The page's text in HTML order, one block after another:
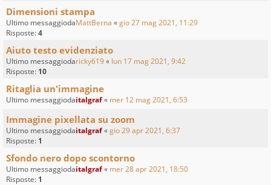
Dimensioni stampa
Ultimo messaggiodaMattBerna «gio 27 mag 2021, 11:29
Risposte:4
Aiuto testo evidenziato
Ultimo messaggiodaricky619« lun 17 mag 2021, 9:42
Risposte: 10
Ritaglia un'immagine
Ultimo messaggiodaitalgraf« mer 12 mag 2021, 6:53
Immagine pixellata su zoom
Ultimo messaggiodaitalgraf«gio 29 apr 2021, 6:37
Risposte: 1
Sfondo nero dopo scontorno
Ultimo messaggiodaitalgraf« mer 28 apr 2021, 18:50
Risposte: 1